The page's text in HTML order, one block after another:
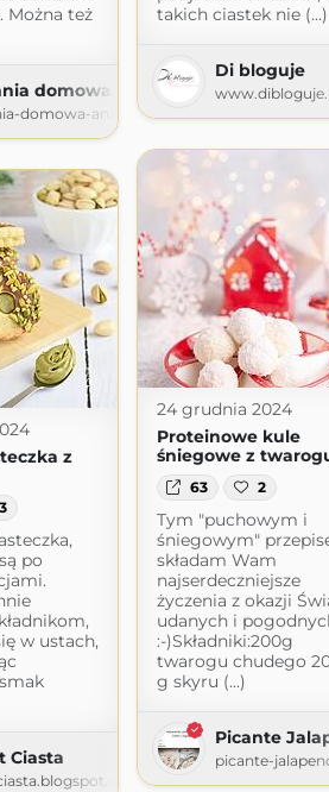
takich ciastek nie (...)
Di bloguje
Można też
domowa Ani
domowa-ani.blogspot.com
24 grudnia 2024
Proteinowe kule
śniegowe z
63 2
Tym "puchowym i
śniegowym"
składam Wam
najserdeczniejsze
życzenia z okazji
udanych i
:-)Składniki:200g
twarogu chudego
g skyru (...)
Picante
picante-
z
3
po
w ustach,
Ciasta